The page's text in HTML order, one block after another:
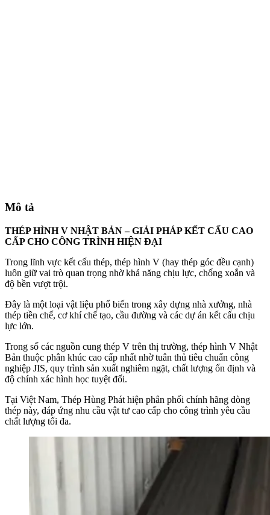
Mô tả
THÉP HÌNH V NHẬT BẢN – GIẢI PHÁP KẾT CẤU CAO
CẤP CHO CÔNG TRÌNH HIỆN ĐẠI
Trong lĩnh vực kết cấu thép, thép hình V (hay thép góc đều cạnh)
luôn giữ vai trò quan trọng nhờ khả năng chịu lực, chống xoắn và
độ bền vượt trội.
Đây là một loại vật liệu phổ biến trong xây dựng nhà xưởng, nhà
thép tiền chế, cơ khí chế tạo, cầu đường và các dự án kết cấu chịu
lực lớn.
Trong số các nguồn cung thép V trên thị trường, thép hình V Nhật
Bản thuộc phân khúc cao cấp nhất nhờ tuân thủ tiêu chuẩn công
nghiệp JIS, quy trình sản xuất nghiêm ngặt, chất lượng ổn định và
độ chính xác hình học tuyệt đối.
Tại Việt Nam, Thép Hùng Phát hiện phân phối chính hãng dòng
thép này, đáp ứng nhu cầu vật tư cao cấp cho công trình yêu cầu
chất lượng tối đa.